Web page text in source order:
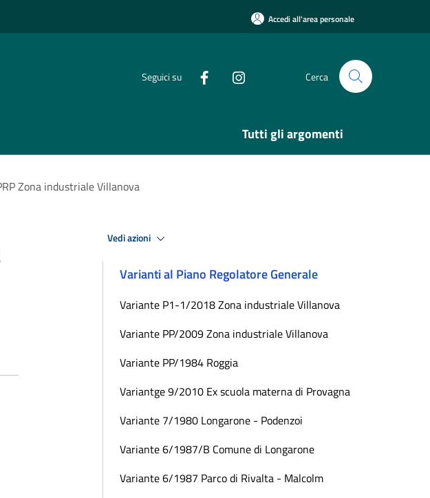
Accedi all'area personale
Seguici su Cerca
Tutti gli argomenti
Zona industriale Villanova
Vedi azioni
Varianti al Piano Regolatore Generale
Variante P1-1/2018 Zona industriale Villanova
Variante PP/2009 Zona industriale Villanova
Variante PP/1984 Roggia
Variantge 9/2010 Ex scuola materna di Provagna
Variante 7/1980 Longarone - Podenzoi
Variante 6/1987/B Comune di Longarone
Variante 6/1987 Parco di Rivalta - Malcolm